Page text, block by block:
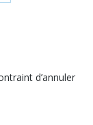
d’annuler